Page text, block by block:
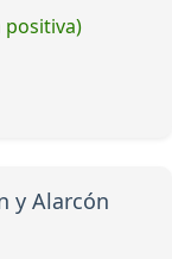
positiva)
y Alarcón